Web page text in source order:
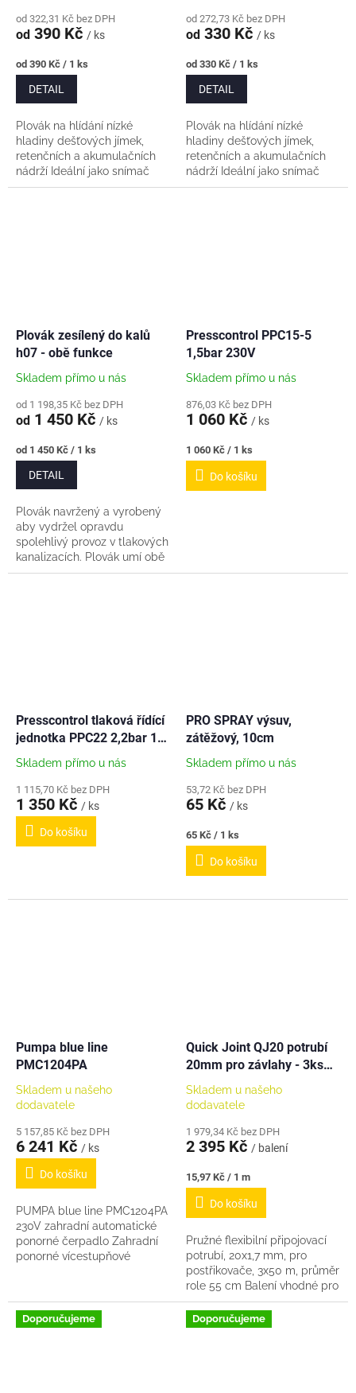
od 322,31 Kč bez DPH
od 390 Kč / ks
Měrná
cena:
od 390 Kč / 1 ks
DETAIL
Plovák na hlídání nízké
hladiny dešťových jímek,
retenčních a akumulačních
nádrží Ideální jako snímač
nízké hladiny pro sepnutí
od 272,73 Kč bez DPH
od 330 Kč / ks
Měrná
cena:
od 330 Kč / 1 ks
DETAIL
Plovák na hlídání nízké
hladiny dešťových jímek,
retenčních a akumulačních
nádrží Ideální jako snímač
nízké hladiny pro sepnutí
Plovák zesílený do kalů
h07 - obě funkce
Skladem přímo u nás
od 1 198,35 Kč bez DPH
od 1 450 Kč / ks
Měrná
cena:
od 1 450 Kč / 1 ks
DETAIL
Plovák navržený a vyrobený
aby vydržel opravdu
spolehlivý provoz v tlakových
kanalizacích. Plovák umí obě
funkce - tedy spínací i
Presscontrol PPC15-5
1,5bar 230V
Skladem přímo u nás
876,03 Kč bez DPH
1 060 Kč / ks
Měrná
cena:
1 060 Kč / 1 ks
Do košíku
Presscontrol tlaková řídící
jednotka PPC22 2,2bar 1"
230V
Skladem přímo u nás
1 115,70 Kč bez DPH
1 350 Kč / ks
Do košíku
PRO SPRAY výsuv,
zátěžový, 10cm
Skladem přímo u nás
53,72 Kč bez DPH
65 Kč / ks
Měrná
cena:
65 Kč / 1 ks
Do košíku
Pumpa blue line
PMC1204PA
Skladem u našeho
dodavatele
5 157,85 Kč bez DPH
6 241 Kč / ks
Do košíku
PUMPA blue line PMC1204PA
230V zahradní automatické
ponorné čerpadlo Zahradní
ponorné vícestupňové
s nerezovým pláštěm je...
Quick Joint QJ20 potrubí
20mm pro závlahy - 3ks
po 50m
Skladem u našeho
dodavatele
1 979,34 Kč bez DPH
2 395 Kč / balení
Měrná
cena:
15,97 Kč / 1 m
Do košíku
Pružné flexibilní připojovací
potrubí, 20x1,7 mm, pro
postřikovače, 3x50 m, průměr
role 55 cm Balení vhodné pro
odeslání pomocí PPL. Cena
za 3ks po 50m v balení
(celkem 150m)
Doporučujeme Doporučujeme